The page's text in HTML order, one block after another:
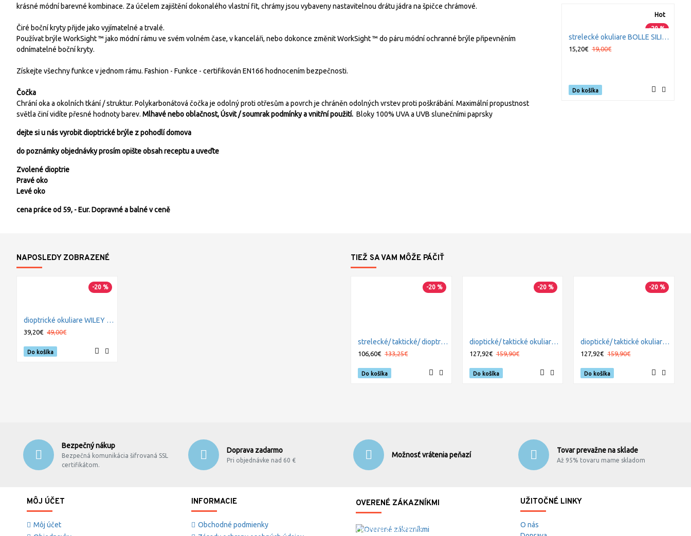
krásné módní barevné kombinace. Za účelem zajištění dokonalého vlastní fit, chrámy jsou vybaveny nastavitelnou drátu jádra na špičce chrámové.
Čiré boční kryty přijde jako vyjímatelné a trvalé.
Používat brýle WorkSight ™ jako módní rámu ve svém volném čase, v kanceláři, nebo dokonce změnit WorkSight ™ do páru módní ochranné brýle připevněním
odnímatelné boční kryty.
Získejte všechny funkce v jednom rámu. Fashion - Funkce - certifikován EN166 hodnocením bezpečnosti.
Čočka
Chrání oka a okolních tkání / struktur. Polykarbonátová čočka je odolný proti otřesům a povrch je chráněn odolných vrstev proti poškrábání. Maximální propustnost
světla činí vidíte přesné hodnoty barev. Mlhavé nebo oblačnost, Úsvit / soumrak podmínky a vnitřní použití. Bloky 100% UVA a UVB slunečními paprsky
dejte si u nás vyrobit dioptrické brýle z pohodlí domova
do poznámky objednávky prosím opište obsah receptu a uveďte
Zvolené dioptrie
Pravé oko
Levé oko
cena práce od 59, - Eur. Dopravné a balné v ceně
Hot
-20 %
strelecké okuliare BOLLE SILIUM číre
15,20€ 19,00€
Do košíka
NAPOSLEDY ZOBRAZENÉ
-20 %
dioptrické okuliare WILEY X CONTOUR Gloss Demi Black - Clear
39,20€ 49,00€
Do košíka
TIEŽ SA VAM MÔŽE PÁČIŤ
-20 %
strelecké/ taktické/ dioptrické okuliare s vymeniteľnými zorníkmi WILEY X ROGUE - Smoke Grey + Clear
106,60€ 133,25€
Do košíka
-20 %
dioptické/ taktické okuliare s vymeniteľnými zorníkmi WILEY X VAPOR COMM. - Smoke Grey + Clear + Light Rust 2,5mm
127,92€ 159,90€
Do košíka
-20 %
dioptické/ taktické okuliare s vymeniteľnými zorníkmi WILEY X VAPOR COMM. TAN - Smoke Grey + Clear + Light Rust 2,5mm
127,92€ 159,90€
Do košíka
Bezpečný nákup
Bezpečná komunikácia šifrovaná SSL
certifikátom.
Doprava zadarmo
Pri objednávke nad 60 €
Možnosť vrátenia peňazí
Tovar prevažne na sklade
Až 95% tovaru mame skladom
MÔJ ÚČET
Môj účet
INFORMACIE
Obchodné podmienky
OVERENÉ ZÁKAZNÍKMI
Overené zákazníkmi
UŽITOČNÉ LINKY
O nás